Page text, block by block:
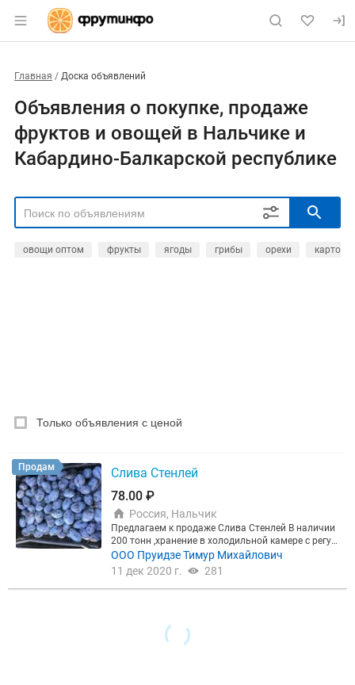
Главная Доска объявлений
Объявления о покупке, продаже
фруктов и овощей в Нальчике и
Кабардино-Балкарской республике
овощи оптом фрукты ягоды грибы орехи
Цена, ₽
Сбросить
Только объявления с ценой
Продам
Слива Стенлей
78.00 ₽
Россия, Нальчик
Предлагаем к продаже Слива Стенлей В наличии
200 тонн ,хранение в холодильной камере с регул
ируемой газовой средой,Фитомаг. Качество отли
чное,высокая плотность.
ООО Пруидзе Тимур Михайлович
11 дек 2020 г.
281